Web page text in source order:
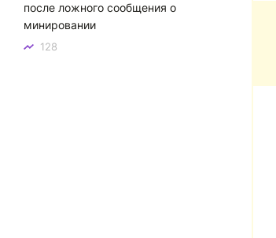
после ложного сообщения о
минировании
128